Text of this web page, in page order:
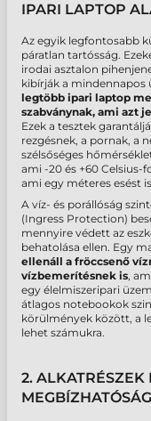
IPARI LAPTOP
Az egyik legfontosabb
páratlan tartósság.
irodai asztalon
kibírják a mindennapos
legtöbb ipari laptop
szabványnak, ami azt
Ezek a tesztek
rezgésnek, a pornak, a
szélsőséges
ami -20 és +60
ami egy méteres esést
A víz- és porállóság
(Ingress Protection)
mennyire védett az
behatolása ellen. Egy
ellenáll a fröccsenő
vízbemerítésnek is,
egy élelmiszeripari
átlagos notebookok
körülmények között, a
lehet számukra.
2. ALKATRÉSZEK